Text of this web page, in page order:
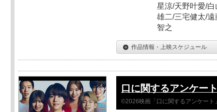
星涼/天野叶愛/
雄二/三宅健太/
智之
作品情報・上映スケジュール
口に関するアンケー
©2026映画「口に関するアンケート